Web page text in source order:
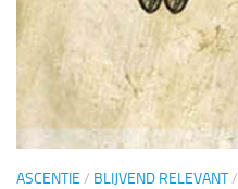
ASCENTIE / BLIJVEND RELEVANT/